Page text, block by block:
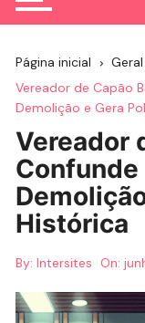
Página inicial
Geral
Vereador de Capão
Demolição e Gera
Vereador
Histórica
By: Intersites On: